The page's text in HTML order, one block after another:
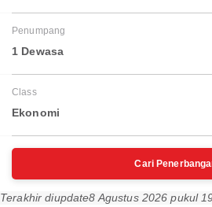
Penumpang
1 Dewasa
Class
Ekonomi
Cari
Terakhir diupdate8 Agustus 2026 pukul